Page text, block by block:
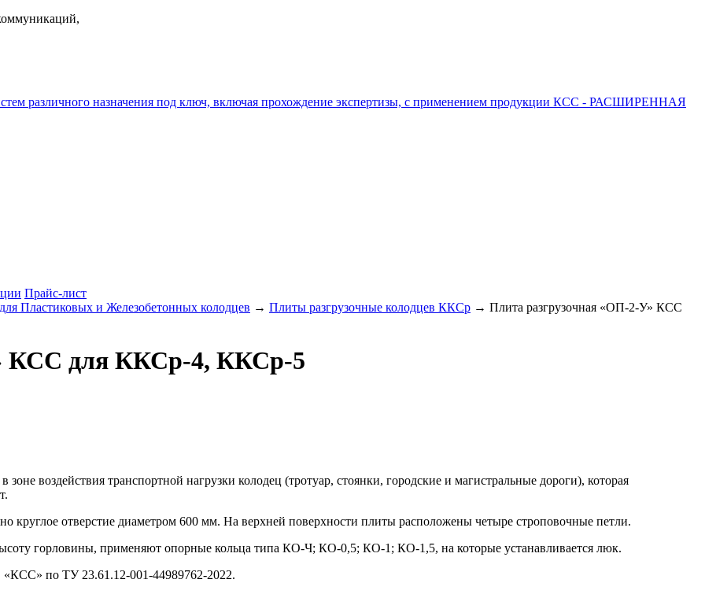
различного назначения под ключ, включая прохождение экспертизы, с применением продукции КСС - РАСШИРЕННАЯ
Прайс-лист
Пластиковых и Железобетонных колодцев → Плиты разгрузочные колодцев ККСр → Плита разгрузочная «ОП-2-У» КСС
КСС для ККСр-4, ККСр-5
воздействия транспортной нагрузки колодец (тротуар, стоянки, городские и магистральные дороги), которая
круглое отверстие диаметром 600 мм. На верхней поверхности плиты расположены четыре строповочные петли.
горловины, применяют опорные кольца типа КО-Ч; КО-0,5; КО-1; КО-1,5, на которые устанавливается люк.
по ТУ 23.61.12-001-44989762-2022.